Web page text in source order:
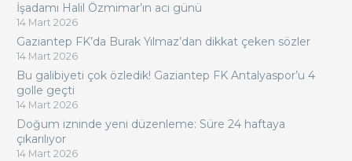
İşadamı Halil Özmimar’ın acı günü
14 Mart 2026
Gaziantep FK’da Burak Yılmaz’dan dikkat çeken sözler
14 Mart 2026
Bu galibiyeti çok özledik! Gaziantep FK Antalyaspor’u 4
golle geçti
14 Mart 2026
Doğum izninde yeni düzenleme: Süre 24 haftaya
çıkarılıyor
14 Mart 2026